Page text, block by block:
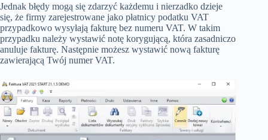
Jednak błędy mogą się zdarzyć każdemu i nierzadko dzieje
się, że firmy zarejestrowane jako płatnicy podatku VAT
przypadkowo wysyłają fakturę bez numeru VAT. W takim
przypadku należy wystawić notę korygującą, która zasadniczo
anuluje fakturę. Następnie możesz wystawić nową fakturę
zawierającą Twój numer VAT.